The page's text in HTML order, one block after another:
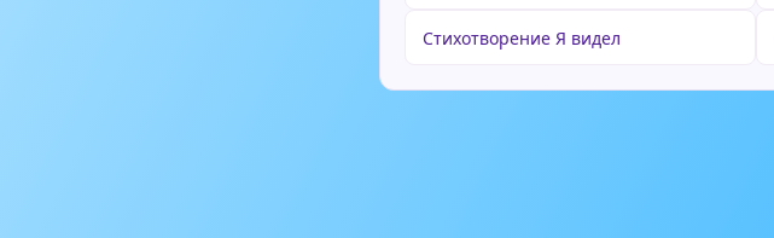
Стихотворение Я видел